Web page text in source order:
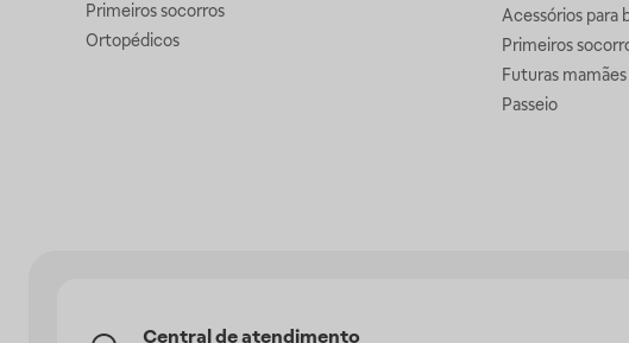
Primeiros socorros
Ortopédicos
Acessórios para
Primeiros
Futuras mamães
Passeio
Central de atendimento